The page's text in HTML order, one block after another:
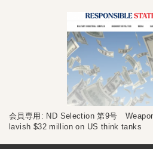
会員専用: ND Selection 第9号
lavish $32 million on US think tanks